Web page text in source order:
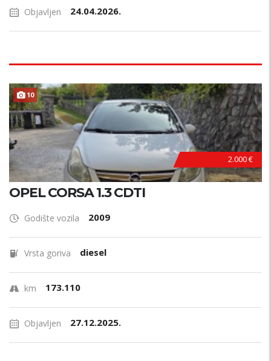
Objavljen 24.04.2026.
10 HITNO !
2.000 €
OPEL CORSA 1.3 CDTI
Godište vozila 2009
Vrsta goriva diesel
km 173.110
Objavljen 27.12.2025.